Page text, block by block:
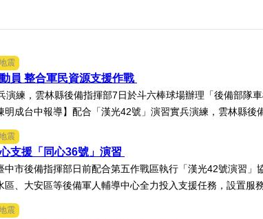
震
員 整合軍民資源支援作戰
演練，雲林縣後備指揮部7日於斗六棒球場辦理「後備部隊
明成台中報導】配合「漢光42號」演習實兵演練，雲林縣後
震
支援「同心36號」演習
中市後備指揮部日前配合第五作戰區執行「漢光42號演習
區、大安區等後備軍人輔導中心全力投入支援任務，設置服
震